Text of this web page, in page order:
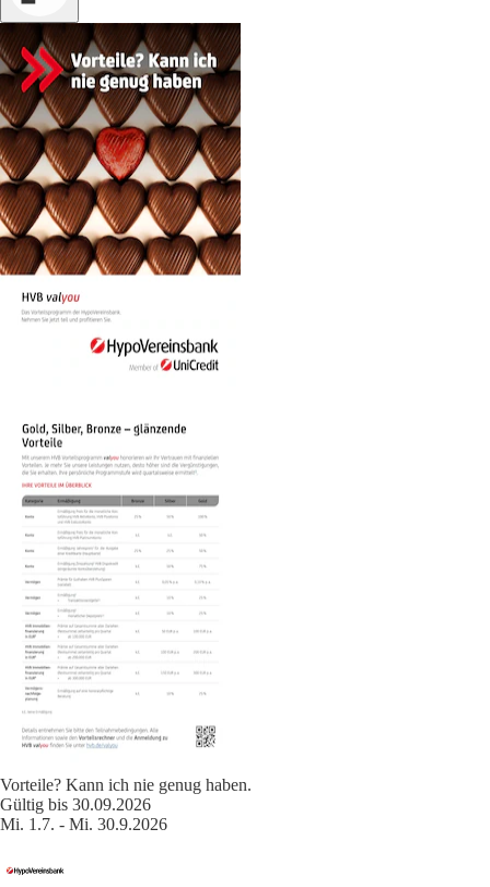
Vorteile? Kann ich nie genug haben.
Gültig bis 30.09.2026
Mi. 1.7. - Mi. 30.9.2026